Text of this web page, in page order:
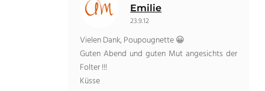
Emilie
23.9.12
Vielen Dank, Poupougnette 😀
Guten Abend und guten Mut angesichts der
Folter !!!
Küsse